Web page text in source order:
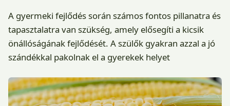
A gyermeki fejlődés során számos fontos pillanatra és
tapasztalatra van szükség, amely elősegíti a kicsik
önállóságának fejlődését. A szülők gyakran azzal a jó
szándékkal pakolnak el a gyerekek helyet